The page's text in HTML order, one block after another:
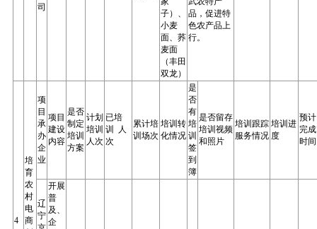
司
子）、
小麦
面、荞
麦面
（丰田
双龙）
品，促进特
色农产品上
行。
4
培
育
农
村
电
商
项
目
承
办
企
业
项目
建设
内容
是否
制定
培训
方案
计划
培训
人次
已培
训 人
次
累计培
训场次
培训转
化情况
是
否
有
培
训
签
到
簿
是否留存
培训视频
和照片
培训跟踪
服务情况
培训进
度
预计
完成
时间
辽
宁
开展
普
及、
企